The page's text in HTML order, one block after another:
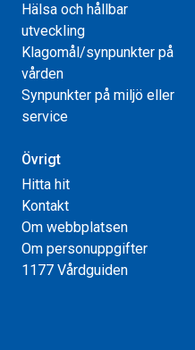
Hälsa och hållbar
utveckling
Klagomål/synpunkter på
vården
Synpunkter på miljö eller
service
Övrigt
Hitta hit
Kontakt
Om webbplatsen
Om personuppgifter
1177 Vårdguiden